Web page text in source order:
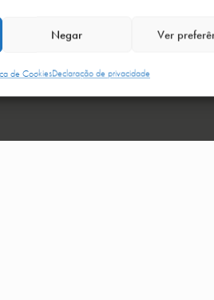
Negar Ver
de CookiesDeclaração de privacidade
SUBSCREVER